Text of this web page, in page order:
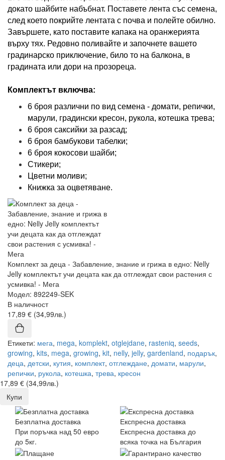
докато шайбите набъбнат. Поставете лента със семена,
след което покрийте лентата с почва и полейте обилно.
Завършете, като поставите капака на оранжерията
върху тях. Редовно поливайте и започнете вашето
градинарско приключение, било то на балкона, в
градината или дори на прозореца.
Комплектът включва:
6 броя различни по вид семена - домати, репички,
марули, градински кресон, рукола, котешка трева;
6 броя саксийки за разсад;
6 броя бамбукови табелки;
6 броя кокосови шайби;
Стикери;
Цветни моливи;
Книжка за оцветяване.
Комплект за деца - Забавление, знание и грижа в едно: Nelly
Jelly комплектът учи децата как да отглеждат свои растения с
усмивка! - Мега
Модел: 892249-SEK
В наличност
17,89 € (34,99лв.)
Етикети: мега, mega, komplekt, otglejdane, rasteniq, seeds,
growing, kits, mega, growing, kit, nelly, jelly, gardenland, подарък,
деца, детски, кутия, комплект, отглеждане, домати, марули,
репички, рукола, котешка, трева, кресон
17,89 € (34,99лв.)
Купи
Безплатна доставка
При поръчка над 50 евро
до 5кг.
Експресна доставка
Експресна доставка до
всяка точка на България